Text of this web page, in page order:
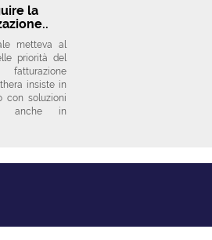
la
metteva al
priorità del
insiste in
con soluzioni
anche in